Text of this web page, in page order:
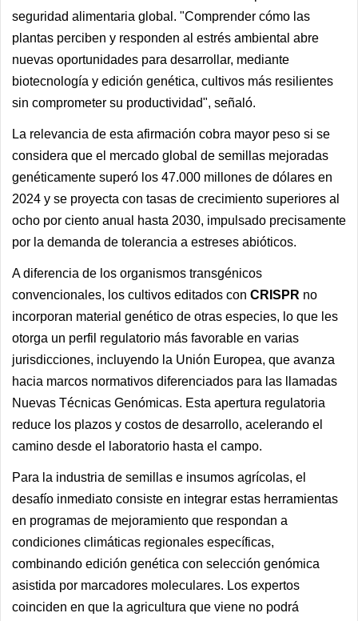
seguridad alimentaria global. "Comprender cómo las
plantas perciben y responden al estrés ambiental abre
nuevas oportunidades para desarrollar, mediante
biotecnología y edición genética, cultivos más resilientes
sin comprometer su productividad", señaló.
La relevancia de esta afirmación cobra mayor peso si se
considera que el mercado global de semillas mejoradas
genéticamente superó los 47.000 millones de dólares en
2024 y se proyecta con tasas de crecimiento superiores al
ocho por ciento anual hasta 2030, impulsado precisamente
por la demanda de tolerancia a estreses abióticos.
A diferencia de los organismos transgénicos
convencionales, los cultivos editados con CRISPR no
incorporan material genético de otras especies, lo que les
otorga un perfil regulatorio más favorable en varias
jurisdicciones, incluyendo la Unión Europea, que avanza
hacia marcos normativos diferenciados para las llamadas
Nuevas Técnicas Genómicas. Esta apertura regulatoria
reduce los plazos y costos de desarrollo, acelerando el
camino desde el laboratorio hasta el campo.
Para la industria de semillas e insumos agrícolas, el
desafío inmediato consiste en integrar estas herramientas
en programas de mejoramiento que respondan a
condiciones climáticas regionales específicas,
combinando edición genética con selección genómica
asistida por marcadores moleculares. Los expertos
coinciden en que la agricultura que viene no podrá